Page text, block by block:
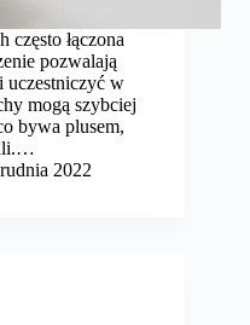
często łączona
pozwalają
uczestniczyć w
mogą szybciej
bywa plusem,
2022